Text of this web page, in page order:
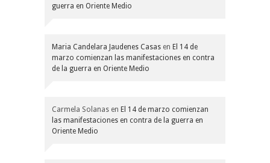
guerra en Oriente Medio
Maria Candelara Jaudenes Casas en El 14 de
marzo comienzan las manifestaciones en contra
de la guerra en Oriente Medio
Carmela Solanas en El 14 de marzo comienzan
las manifestaciones en contra de la guerra en
Oriente Medio